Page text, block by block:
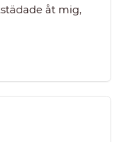
åt mig,